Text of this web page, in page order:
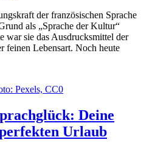
der französischen Sprache
als „Sprache der Kultur“
war sie das Ausdrucksmittel der
feinen Lebensart. Noch heute
Deine
Urlaub